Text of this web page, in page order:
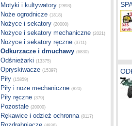
Motyki i kultywatory (2893)
Noże ogrodnicze (1818)
Nożyce i sekatory (20000)
Nożyce i sekatory mechaniczne (2021)
Nożyce i sekatory ręczne (3711)
Odkurzacze i dmuchawy (6830)
Odśnieżarki (13375)
Opryskiwacze (15397)
Piły (15859)
Piły i noże mechaniczne (820)
Piły ręczne (379)
Pozostałe (20000)
Rękawice i odzież ochronna (8117)